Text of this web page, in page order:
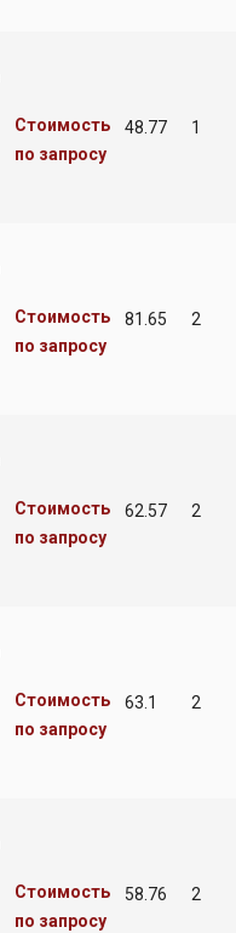
Стоимость
по запросу
48.77 1
Стоимость
по запросу
81.65 2
Стоимость
по запросу
62.57 2
Стоимость
по запросу
63.1 2
Стоимость
по запросу
58.76 2